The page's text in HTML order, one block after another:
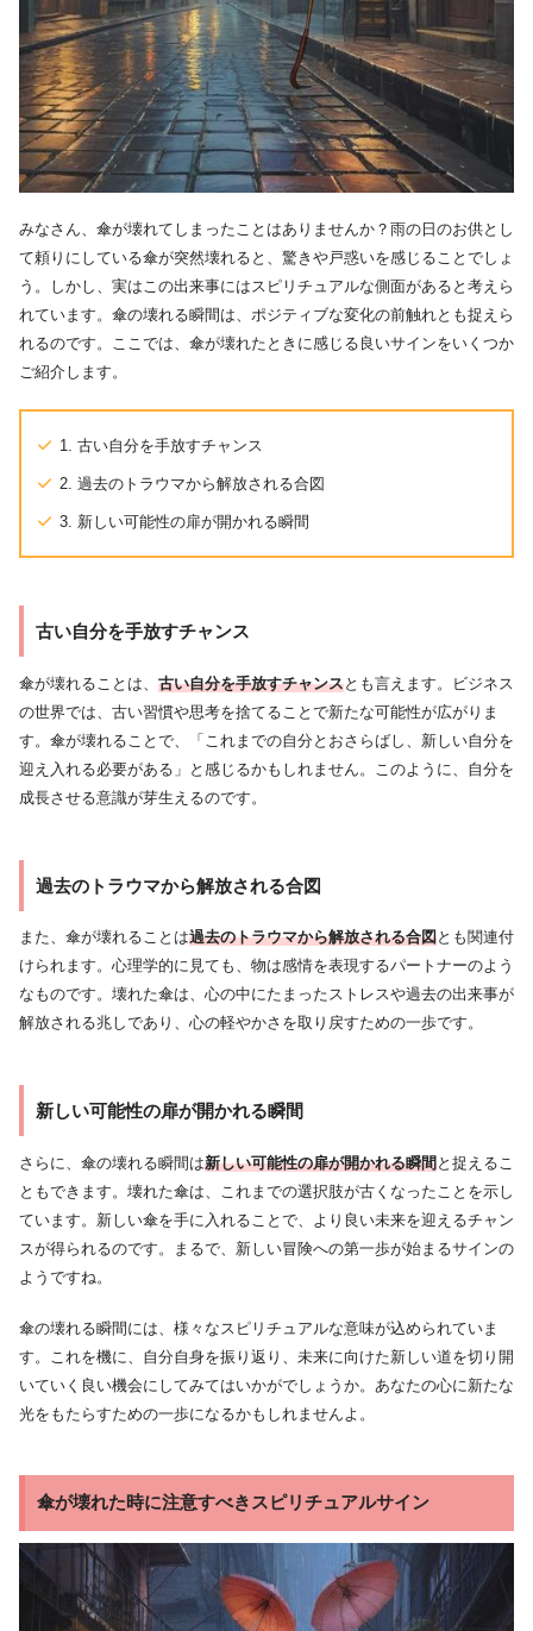
みなさん、傘が壊れてしまったことはありませんか？雨の日のお供とし
て頼りにしている傘が突然壊れると、驚きや戸惑いを感じることでしょ
う。しかし、実はこの出来事にはスピリチュアルな側面があると考えら
れています。傘の壊れる瞬間は、ポジティブな変化の前触れとも捉えら
れるのです。ここでは、傘が壊れたときに感じる良いサインをいくつか
ご紹介します。
1. 古い自分を手放すチャンス
2. 過去のトラウマから解放される合図
3. 新しい可能性の扉が開かれる瞬間
古い自分を手放すチャンス
傘が壊れることは、 古い自分を手放すチャンスとも言えます。ビジネス
の世界では、古い習慣や思考を捨てることで新たな可能性が広がりま
す。傘が壊れることで、「これまでの自分とおさらばし、新しい自分を
迎え入れる必要がある」と感じるかもしれません。このように、自分を
成長させる意識が芽生えるのです。
過去のトラウマから解放される合図
また、傘が壊れることは過去のトラウマから解放される合図とも関連付
けられます。心理学的に見ても、物は感情を表現するパートナーのよう
なものです。壊れた傘は、心の中にたまったストレスや過去の出来事が
解放される兆しであり、心の軽やかさを取り戻すための一歩です。
新しい可能性の扉が開かれる瞬間
さらに、傘の壊れる瞬間は新しい可能性の扉が開かれる瞬間 と捉えるこ
ともできます。壊れた傘は、これまでの選択肢が古くなったことを示し
ています。新しい傘を手に入れることで、より良い未来を迎えるチャン
スが得られるのです。まるで、新しい冒険への第一歩が始まるサインの
ようですね。
傘の壊れる瞬間には、様々なスピリチュアルな意味が込められていま
す。これを機に、自分自身を振り返り、未来に向けた新しい道を切り開
いていく良い機会にしてみてはいかがでしょうか。あなたの心に新たな
光をもたらすための一歩になるかもしれませんよ。
傘が壊れた時に注意すべきスピリチュアルサイン